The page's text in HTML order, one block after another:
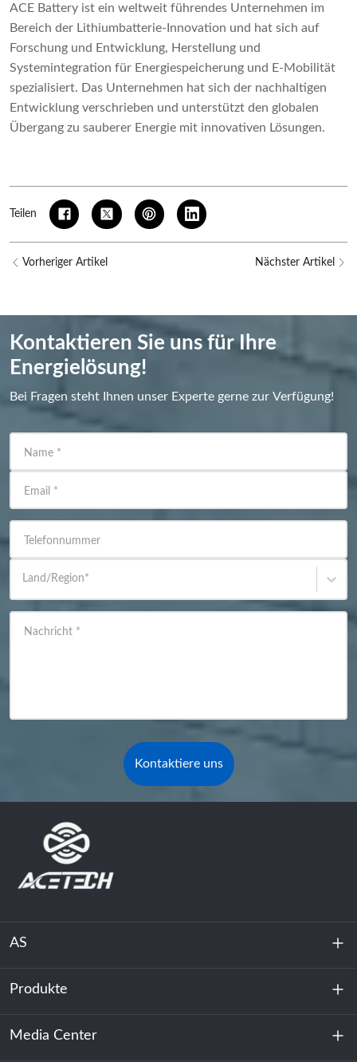
ACE Battery ist ein weltweit führendes Unternehmen im
Bereich der Lithiumbatterie-Innovation und hat sich auf
Forschung und Entwicklung, Herstellung und
Systemintegration für Energiespeicherung und E-Mobilität
spezialisiert. Das Unternehmen hat sich der nachhaltigen
Entwicklung verschrieben und unterstützt den globalen
Übergang zu sauberer Energie mit innovativen Lösungen.
Teilen
Vorheriger Artikel Nächster Artikel
Kontaktieren Sie uns für Ihre
Energielösung!
Bei Fragen steht Ihnen unser Experte gerne zur Verfügung!
Name *
Email *
Telefonnummer
Land/Region*
Nachricht *
Kontaktiere uns
AS
Über uns
Nachhaltigkeit
Produkte
Energiespeicherung
Media Center